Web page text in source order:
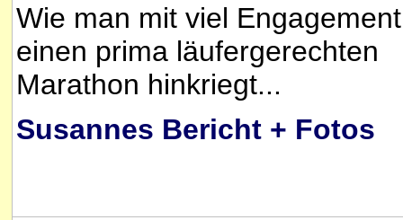
Wie man mit viel Engagement
einen prima läufergerechten
Marathon hinkriegt...
Susannes Bericht + Fotos